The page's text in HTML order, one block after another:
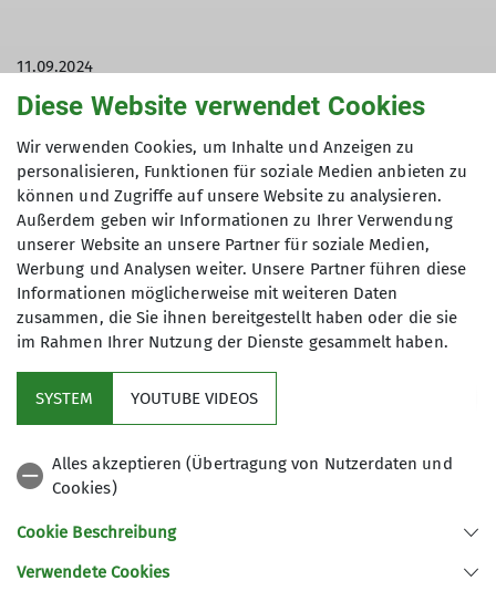
11.09.2024
Am Mittwoch, dem 11.09.2024 fanden im
Kletterzentrum Neuruppin die Kreis-, Kinder- und
Jugendsportspiele statt.
Diese Website verwendet Cookies
Wir verwenden Cookies, um Inhalte und Anzeigen zu
personalisieren, Funktionen für soziale Medien anbieten zu
können und Zugriffe auf unsere Website zu analysieren.
Außerdem geben wir Informationen zu Ihrer Verwendung
unserer Website an unsere Partner für soziale Medien,
Werbung und Analysen weiter. Unsere Partner führen diese
Informationen möglicherweise mit weiteren Daten
zusammen, die Sie ihnen bereitgestellt haben oder die sie
im Rahmen Ihrer Nutzung der Dienste gesammelt haben.
SYSTEM YOUTUBE VIDEOS
Alles akzeptieren (Übertragung von Nutzerdaten und
Cookies)
Cookie Beschreibung
Verwendete Cookies